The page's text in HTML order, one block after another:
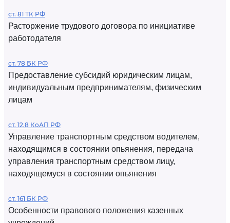
ст. 81 ТК РФ
Расторжение трудового договора по инициативе
работодателя
ст. 78 БК РФ
Предоставление субсидий юридическим лицам,
индивидуальным предпринимателям, физическим
лицам
ст. 12.8 КоАП РФ
Управление транспортным средством водителем,
находящимся в состоянии опьянения, передача
управления транспортным средством лицу,
находящемуся в состоянии опьянения
ст. 161 БК РФ
Особенности правового положения казенных